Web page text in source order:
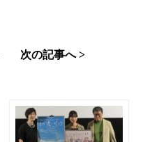
次の記事へ >